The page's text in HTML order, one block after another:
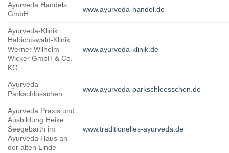
Ayurveda Handels
GmbH
www.ayurveda-handel.de
Ayurveda-Klinik
Habichtswald-Klinik
Werner Wilhelm
Wicker GmbH & Co.
KG
www.ayurveda-klinik.de
Ayurveda
Parkschlösschen
www.ayurveda-parkschloesschen.de
Ayurveda Praxis und
Ausbildung Heike
Seegebarth im
Ayurveda Haus an
der alten Linde
www.traditionelles-ayurveda.de